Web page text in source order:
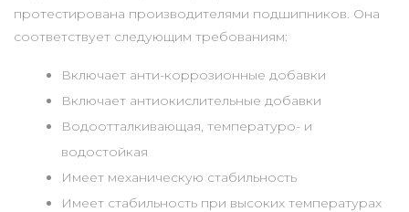
протестирована производителями подшипников. Она
соответствует следующим требованиям:
Включает анти-коррозионные добавки
Включает антиокислительные добавки
Водоотталкивающая, температуро- и
водостойкая
Имеет механическую стабильность
Имеет стабильность при высоких температурах